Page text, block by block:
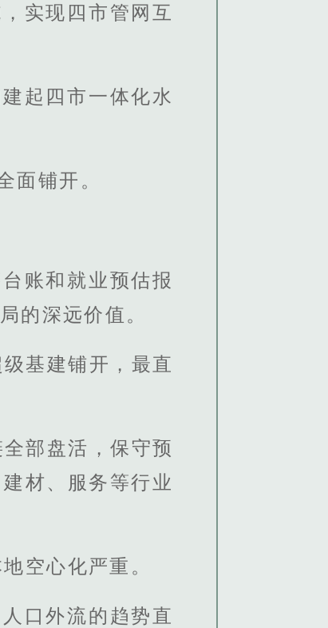
实现四市管网互
起四市一体化水
面铺开。
账和就业预估报
的深远价值。
基建铺开，最直
部盘活，保守预
材、服务等行业
空心化严重。
口外流的趋势直